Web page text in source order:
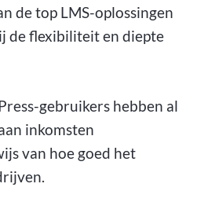
de top LMS-oplossingen
de flexibiliteit en diepte
gebruikers hebben al
inkomsten
van hoe goed het